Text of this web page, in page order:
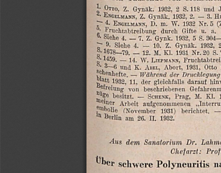
it, Orro, 7. Gynäk. 1932, 2 S.118 und
*ENGELMAnN, Z. Gynäk. 1982, 2. — 3.
5
4. EnceLmann, D. m. W. 1932 Nr.5
2 Fruchtabtreibung durch Gifte u. a.
. Siehe 4. — 7. 7. Gynk. 1932, 5 S.
79%Siche 4. — 10. Z. Gynäk. 1932,
Si 1678—79. — 12. M. Kl. 1931 Nr.20 S.
1459, _ 14. W. Lıepmann,
kr 3—6 und K. Auer, Abort, 1931, Otto
Chenhefte, — Während der Drucklegung
att 1932, 11, der gleichfalls darauf
ereiung
von beschriebenen
züge besitzt. — Schenk, Prag, M. Kl.
Beller
Arbeit aufgenommenen
Mbolie
(November 1931) berichtet. —
In Berlin am 26. II. 1932.
Aus dem Sanatorium Dr.
Chefarzt:
Prof.
Über schwere Polyneuritis